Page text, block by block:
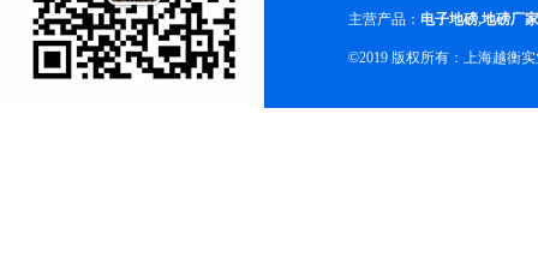
主营产品： 电子地磅,地磅厂家
©2019 版权所有：上海越衡